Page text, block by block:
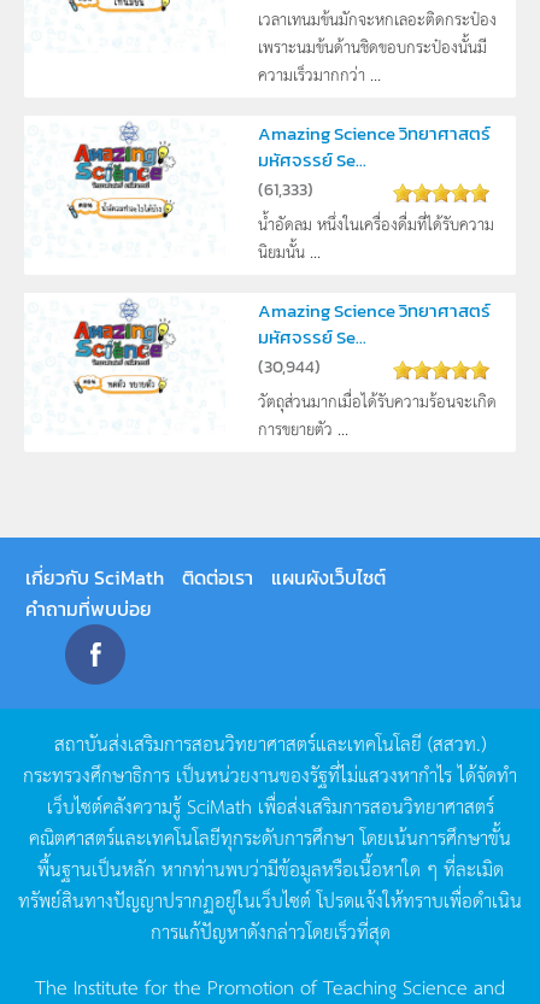
เวลาเทนมข้นมักจะหกเลอะติดกระป๋อง
เพราะนมข้นด้านชิดขอบกระป๋องนั้นมี
ความเร็วมากกว่า ...
Amazing Science วิทยาศาสตร์
มหัศจรรย์ Se...
(61,333)
น้ำอัดลม หนึ่งในเครื่องดื่มที่ได้รับความ
นิยมนั้น ...
Amazing Science วิทยาศาสตร์
มหัศจรรย์ Se...
(30,944)
วัตถุส่วนมากเมื่อได้รับความร้อนจะเกิด
การขยายตัว ...
เกี่ยวกับ SciMath ติดต่อเรา
แผนผังเว็บไซต์
คำถามที่พบบ่อย
สถาบันส่งเสริมการสอนวิทยาศาสตร์และเทคโนโลยี (สสวท.)
กระทรวงศึกษาธิการ เป็นหน่วยงานของรัฐที่ไม่แสวงหากำไรได้จัดทำ
เว็บไซต์คลังความรู้SciMath เพื่อส่งเสริมการสอนวิทยาศาสตร์
คณิตศาสตร์และเทคโนโลยีทุกระดับการศึกษา โดยเน้นการศึกษาขั้น
พื้นฐานเป็นหลัก หากท่านพบว่ามีข้อมูลหรือเนื้อหาใด ๆ ที่ละเมิด
ทรัพย์สินทางปัญญาปรากฏอยู่ในเว็บไซต์โปรดแจ้งให้ทราบเพื่อดำเนิน
การแก้ปัญหาดังกล่าวโดยเร็วที่สุด
The Institute for the Promotion of Teaching Science and